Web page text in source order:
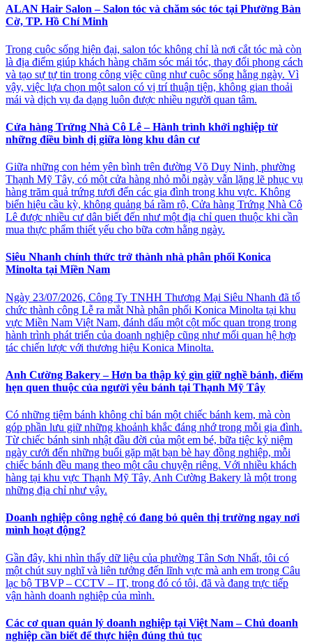
ALAN Hair Salon – Salon tóc và chăm sóc tóc tại Phường Bàn
Cờ, TP. Hồ Chí Minh
Trong cuộc sống hiện đại, salon tóc không chỉ là nơi cắt tóc mà còn
là địa điểm giúp khách hàng chăm sóc mái tóc, thay đổi phong cách
và tạo sự tự tin trong công việc cũng như cuộc sống hằng ngày. Vì
vậy, việc lựa chọn một salon có vị trí thuận tiện, không gian thoải
mái và dịch vụ đa dạng luôn được nhiều người quan tâm.
Cửa hàng Trứng Nhà Cô Lê – Hành trình khởi nghiệp từ
những điều bình dị giữa lòng khu dân cư
Giữa những con hẻm yên bình trên đường Võ Duy Ninh, phường
Thạnh Mỹ Tây, có một cửa hàng nhỏ mỗi ngày vẫn lặng lẽ phục vụ
hàng trăm quả trứng tươi đến các gia đình trong khu vực. Không
biển hiệu cầu kỳ, không quảng bá rầm rộ, Cửa hàng Trứng Nhà Cô
Lê được nhiều cư dân biết đến như một địa chỉ quen thuộc khi cần
mua thực phẩm thiết yếu cho bữa cơm hằng ngày.
Siêu Nhanh chính thức trở thành nhà phân phối Konica
Minolta tại Miền Nam
Ngày 23/07/2026, Công Ty TNHH Thương Mại Siêu Nhanh đã tổ
chức thành công Lễ ra mắt Nhà phân phối Konica Minolta tại khu
vực Miền Nam Việt Nam, đánh dấu một cột mốc quan trọng trong
hành trình phát triển của doanh nghiệp cũng như mối quan hệ hợp
tác chiến lược với thương hiệu Konica Minolta.
Anh Cường Bakery – Hơn ba thập kỷ gìn giữ nghề bánh, điểm
hẹn quen thuộc của người yêu bánh tại Thạnh Mỹ Tây
Có những tiệm bánh không chỉ bán một chiếc bánh kem, mà còn
góp phần lưu giữ những khoảnh khắc đáng nhớ trong mỗi gia đình.
Từ chiếc bánh sinh nhật đầu đời của một em bé, bữa tiệc kỷ niệm
ngày cưới đến những buổi gặp mặt bạn bè hay đồng nghiệp, mỗi
chiếc bánh đều mang theo một câu chuyện riêng. Với nhiều khách
hàng tại khu vực Thạnh Mỹ Tây, Anh Cường Bakery là một trong
những địa chỉ như vậy.
Doanh nghiệp công nghệ có đang bỏ quên thị trường ngay nơi
mình hoạt động?
Gần đây, khi nhìn thấy dữ liệu của phường Tân Sơn Nhất, tôi có
một chút suy nghĩ và liên tưởng đến lĩnh vực mà anh em trong Câu
lạc bộ TBVP – CCTV – IT, trong đó có tôi, đã và đang trực tiếp
vận hành doanh nghiệp của mình.
Các cơ quan quản lý doanh nghiệp tại Việt Nam – Chủ doanh
nghiệp cần biết để thực hiện đúng thủ tục